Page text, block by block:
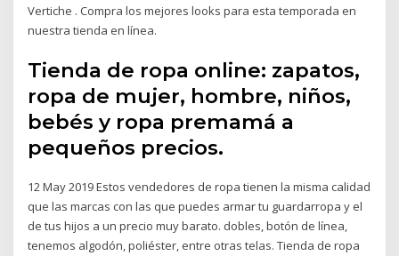
Vertiche . Compra los mejores looks para esta temporada en
nuestra tienda en línea.
Tienda de ropa online: zapatos,
ropa de mujer, hombre, niños,
bebés y ropa premamá a
pequeños precios.
12 May 2019 Estos vendedores de ropa tienen la misma calidad
que las marcas con las que puedes armar tu guardarropa y el
de tus hijos a un precio muy barato. dobles, botón de línea,
tenemos algodón, poliéster, entre otras telas. Tienda de ropa